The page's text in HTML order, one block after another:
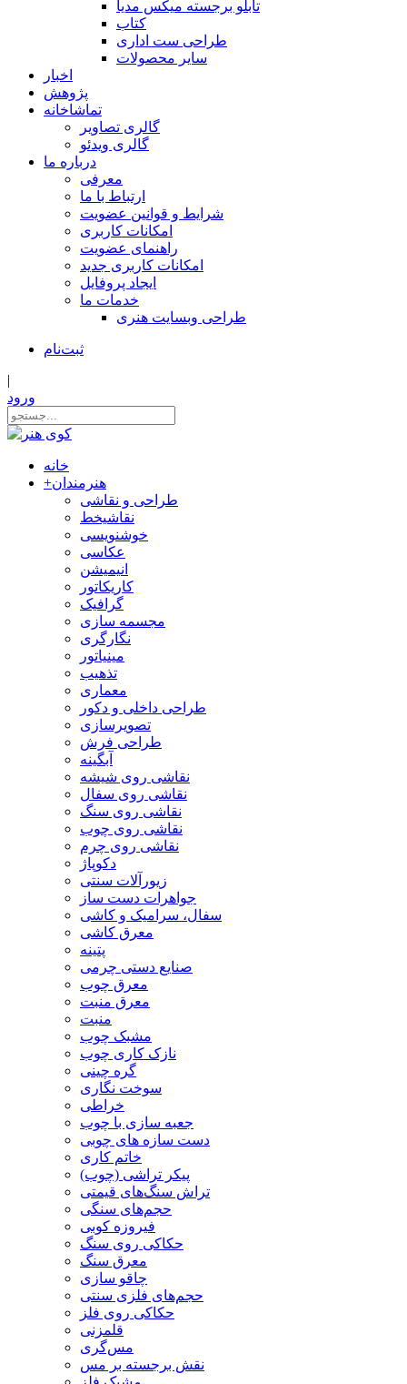
تابلو برجسته میکس مدیا
کتاب
طراحی ست اداری
سایر محصولات
اخبار
پژوهش
تماشاخانه
گالری تصاویر
گالری ویدئو
درباره ما
معرفی
ارتباط با ما
شرایط و قوانین عضویت
امکانات کاربری
راهنمای عضویت
امکانات کاربری جدید
ایجاد پروفایل
خدمات ما
طراحی وبسایت هنری
ثبت‌نام
|
ورود
خانه
+هنرمندان
طراحی و نقاشی
نقاشیخط
خوشنویسی
عکاسی
انیمیشن
کاریکاتور
گرافیک
مجسمه سازی
نگارگری
مینیاتور
تذهیب
معماری
طراحی داخلی و دکور
تصویرسازی
طراحی فرش
آبگینه
نقاشی روی شیشه
نقاشی روی سفال
نقاشی روی سنگ
نقاشی روی چوب
نقاشی روی چرم
دکوپاژ
زیورآلات سنتی
جواهرات دست ساز
سفال، سرامیک و کاشی
معرق کاشی
پتینه
صنایع دستی چرمی
معرق چوب
معرق منبت
منبت
مشبک چوب
نازک کاری چوب
گره چینی
سوخت نگاری
خراطی
جعبه سازی با چوب
دست سازه های چوبی
خاتم کاری
پیکر تراشی (چوب)
تراش سنگ‌های قیمتی
حجم‌های سنگی
فیروزه کوبی
حکاکی روی سنگ
معرق سنگ
چاقو سازی
حجم‌های فلزی سنتی
حکاکی روی فلز
قلمزنی
مس‌گری
نقش برجسته بر مس